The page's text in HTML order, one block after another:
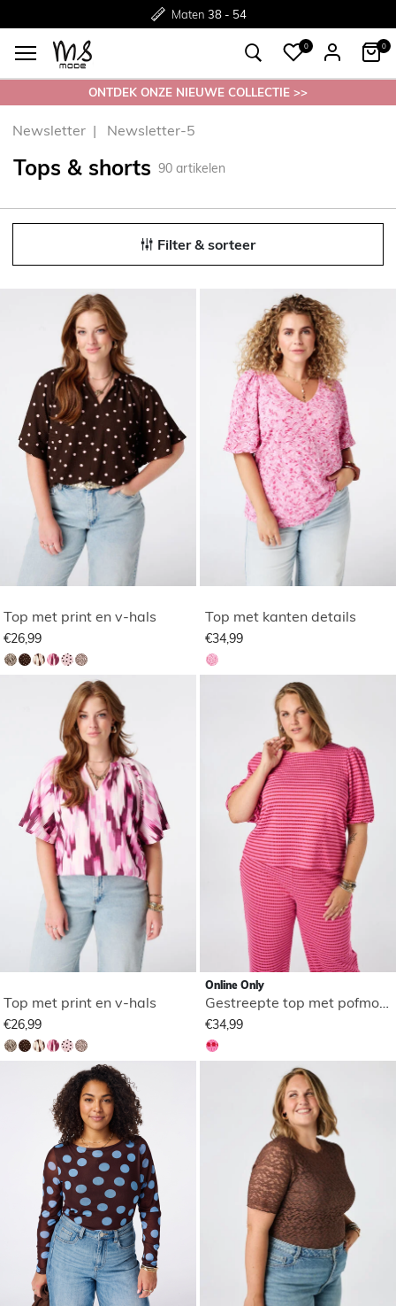
Gratisverzending*
Maten 38 - 54
Gratisretourneren in de winkel
0 0
ONTDEK ONZE NIEUWE COLLECTIE >>
Newsletter Newsletter-5
Tops & shorts 90 artikelen
Filter & sorteer
Top met print en v-hals
€26,99
Top met kanten details
€34,99
Top met print en v-hals
€26,99
Online Only
Gestreepte top met pofmouwen
€34,99